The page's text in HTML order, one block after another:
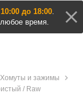
до 18:00.
время.
Хомуты и зажимы
/ Raw